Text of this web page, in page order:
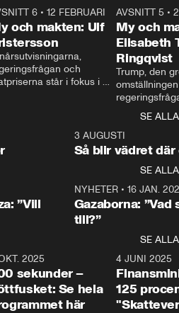
27:30
6 •12 FEBRUARI
och makten: Ulf
och
står i fokus i
ställer
Ulf Kristersson
AVSNITT 5 •
My och
Elisabeth
Ringqvist
Trump, den
centrum i
avsnittet av
Makten”. Se
Aftonbladets
Rohwedder
Thand Ring
SE ALLA
3 AUGUSTI
Så blir vädret där
SE ALLA
”Vill
NYHETER• 16 JAN.
Gazaborna:
till?”
SE ALLA
4:29
2025
sekunder –
Se hela
här
4 JUNI 2025
125